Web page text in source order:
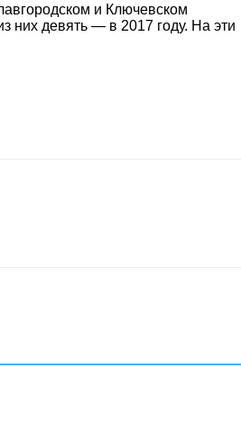
и Ключевском
них девять — в 2017 году. На эти